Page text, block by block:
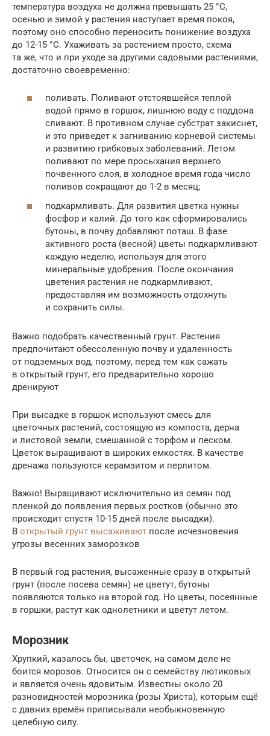
температура воздуха не должна превышать 25 °С,
осенью и зимой у растения наступает время покоя,
поэтому оно способно переносить понижение воздуха
до 12-15 °С. Ухаживать за растением просто, схема
та же, что и при уходе за другими садовыми растениями,
достаточно своевременно:
поливать. Поливают отстоявшейся теплой
водой прямо в горшок, лишнюю воду с поддона
сливают. В противном случае субстрат закиснет,
и это приведет к загниванию корневой системы
и развитию грибковых заболеваний. Летом
поливают по мере просыхания верхнего
почвенного слоя, в холодное время года число
поливов сокращают до 1-2 в месяц;
подкармливать. Для развития цветка нужны
фосфор и калий. До того как сформировались
бутоны, в почву добавляют поташ. В фазе
активного роста (весной) цветы подкармливают
каждую неделю, используя для этого
минеральные удобрения. После окончания
цветения растения не подкармливают,
предоставляя им возможность отдохнуть
и сохранить силы.
Важно подобрать качественный грунт. Растения
предпочитают обессоленную почву и удаленность
от подземных вод, поэтому, перед тем как сажать
в открытый грунт, его предварительно хорошо
дренируют
При высадке в горшок используют смесь для
цветочных растений, состоящую из компоста, дерна
и листовой земли, смешанной с торфом и песком.
Цветок выращивают в широких емкостях. В качестве
дренажа пользуются керамзитом и перлитом.
Важно! Выращивают исключительно из семян под
пленкой до появления первых ростков (обычно это
происходит спустя 10-15 дней после высадки).
В открытый грунт высаживают после исчезновения
угрозы весенних заморозков
В первый год растения, высаженные сразу в открытый
грунт (после посева семян) не цветут, бутоны
появляются только на второй год. Но цветы, посеянные
в горшки, растут как однолетники и цветут летом.
Морозник
Хрупкий, казалось бы, цветочек, на самом деле не
боится морозов. Относится он с семейству лютиковых
и является очень ядовитым. Известны около 20
разновидностей морозника (розы Христа), которым ещё
с давних времён приписывали необыкновенную
целебную силу.